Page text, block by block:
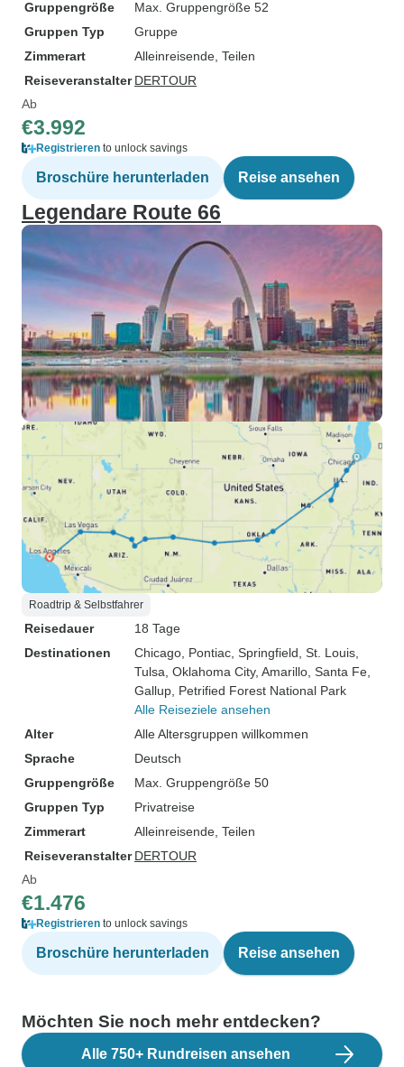
Gruppengröße
Max. Gruppengröße 52
Gruppen Typ
Gruppe
Zimmerart
Alleinreisende, Teilen
Reiseveranstalter DERTOUR
Ab
€3.992
Registrieren to unlock savings
Broschüre herunterladen Reise ansehen
Legendare Route 66
Roadtrip & Selbstfahrer
Reisedauer
18 Tage
Destinationen
Chicago , Pontiac , Springfield , St. Louis
Tulsa , Oklahoma City, Amarillo , Santa Fe
Gallup , Petrified Forest National Park
Alle Reiseziele ansehen
Alter
Alle Altersgruppen willkommen
Sprache
Deutsch
Gruppengröße
Max. Gruppengröße 50
Gruppen Typ
Privatreise
Zimmerart
Alleinreisende, Teilen
Reiseveranstalter DERTOUR
Ab
€1.476
Registrieren to unlock savings
Broschüre herunterladen Reise ansehen
Möchten Sie noch mehr entdecken?
Alle 750+ Rundreisen ansehen